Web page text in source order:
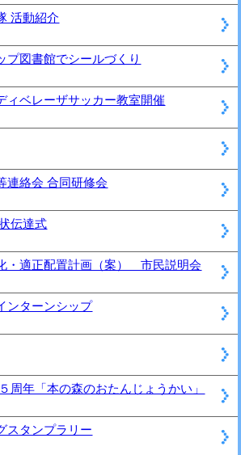
活動紹介
プ図書館でシールづくり
ィベレーザサッカー教室開催
連絡会 合同研修会
伝達式
・適正配置計画（案） 市民説明会
ンターンシップ
年「本の森のおたんじょうかい」
スタンプラリー